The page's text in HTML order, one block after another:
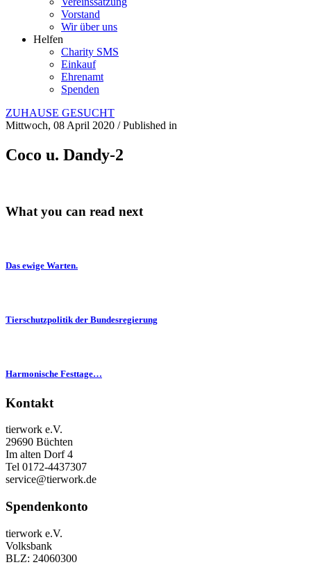
Vorstand
Wir über uns
Helfen
Charity SMS
Einkauf
Ehrenamt
Spenden
ZUHAUSE GESUCHT
Mittwoch, 08 April 2020 /Published in
Coco u. Dandy-2
What you can read next
Das ewige Warten.
Tierschutzpolitik der Bundesregierung
Harmonische Festtage…
Kontakt
tierwork e.V.
29690 Büchten
Im alten Dorf 4
Tel 0172-4437307
service@tierwork.de
Spendenkonto
tierwork e.V.
Volksbank
BLZ: 24060300